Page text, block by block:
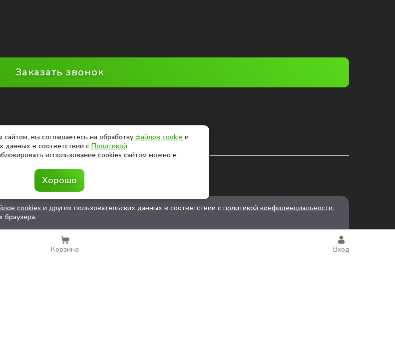
Заказать звонок
cookies и других пользовательских данных в соответствии с политикой конфиденциальности.
браузера.
Корзина Вход
вы соглашаетесь на обработку файлов cookie и
данных в соответствии с Политикой
использование cookies сайтом можно в
Хорошо